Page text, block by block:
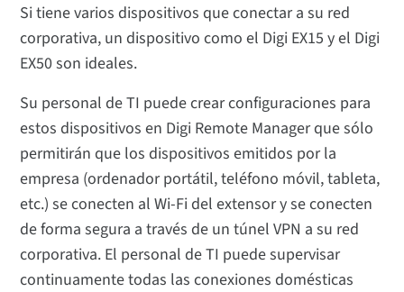
Si tiene varios dispositivos que conectar a su red
corporativa, un dispositivo como el Digi EX15 y el Digi
EX50 son ideales.
Su personal de TI puede crear configuraciones para
estos dispositivos en Digi Remote Manager que sólo
permitirán que los dispositivos emitidos por la
empresa (ordenador portátil, teléfono móvil, tableta,
etc.) se conecten al Wi-Fi del extensor y se conecten
de forma segura a través de un túnel VPN a su red
corporativa. El personal de TI puede supervisar
continuamente todas las conexiones domésticas